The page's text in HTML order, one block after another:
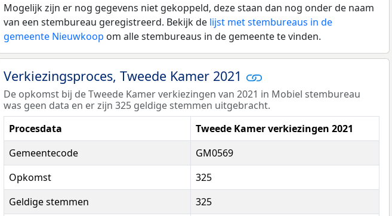
Mogelijk zijn er nog gegevens niet gekoppeld, deze staan dan nog onder de naam
van een stembureau geregistreerd. Bekijk de lijst met stembureaus in de
gemeente Nieuwkoop om alle stembureaus in de gemeente te vinden.
Verkiezingsproces, Tweede Kamer 2021
De opkomst bij de Tweede Kamer verkiezingen van 2021 in Mobiel stembureau
was geen data en er zijn 325 geldige stemmen uitgebracht.
Procesdata
Tweede Kamer verkiezingen 2021
Gemeentecode
GM0569
Opkomst
325
Geldige stemmen
325